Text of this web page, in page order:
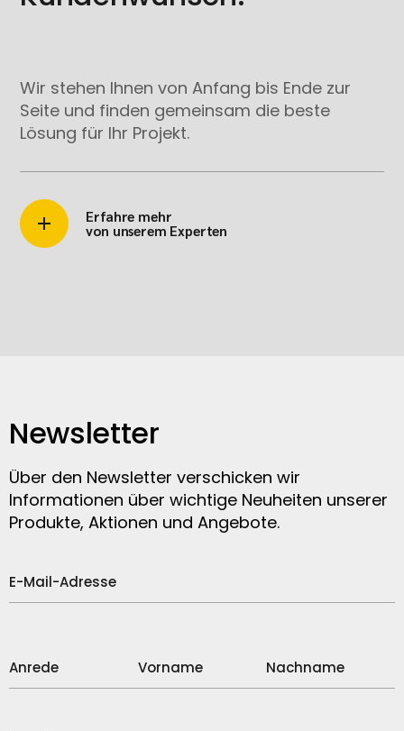
Wir stehen Ihnen von Anfang bis Ende zur
Seite und finden gemeinsam die beste
Lösung für Ihr Projekt.
Erfahre mehr
von unserem Experten
Newsletter
Über den Newsletter verschicken wir
Informationen über wichtige Neuheiten unserer
Produkte, Aktionen und Angebote.